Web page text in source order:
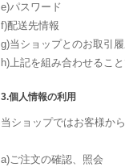
e)パスワード
f)配送先情報
g)当ショップとのお取引
h)上記を組み合わせるこ
3.個人情報の利用
当ショップではお客様か
a)ご注文の確認、照会